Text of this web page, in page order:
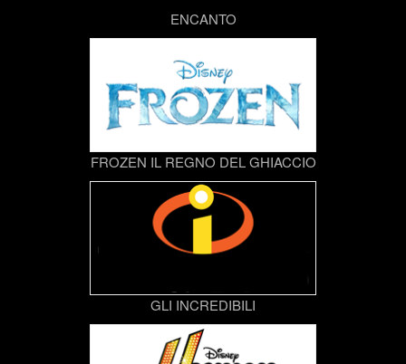
ENCANTO
FROZEN IL REGNO DEL GHIACCIO
GLI INCREDIBILI